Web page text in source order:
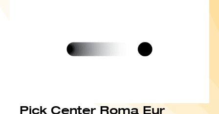
Pick Center Roma Eur